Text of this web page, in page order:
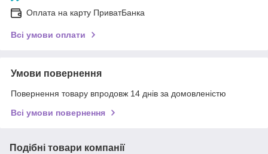
Оплата на карту ПриватБанка
Всі умови оплати
Умови повернення
Повернення товару впродовж 14 днів за домовленістю
Всі умови повернення
Подібні товари компанії